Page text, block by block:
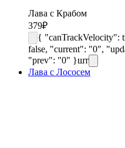
Лава с Крабом
379₽
{ "canTrackVelocity":
false, "current": "0",
"prev": "0" }шт
Лава с Лососем